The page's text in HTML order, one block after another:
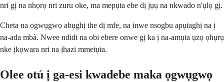
nri gị na nhọrọ nri zuru oke, ma mepụta ebe dị jụụ na nkwado n'ụlọ gị.
Cheta na ọgwụgwọ abụghị ihe dị mfe, na inwe nsogbu apụtaghị na ị
na-ada mbà. Nwee ndidi na obi ebere onwe gị ka ị na-amụta ụzọ ọhụrụ
nke ịkọwara nri na ịhazi mmetụta.
Olee otú ị ga-esi kwadebe maka ọgwụgwọ